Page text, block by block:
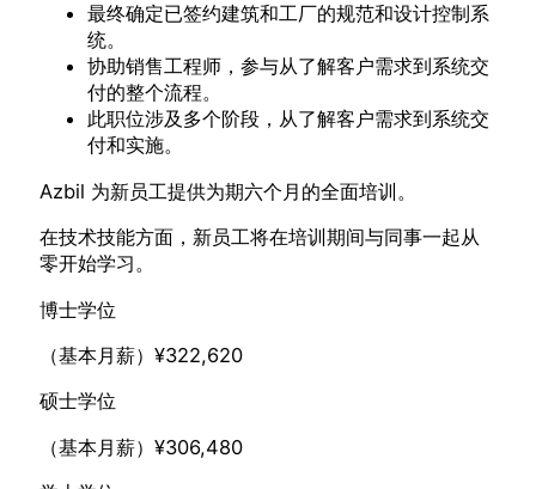
最终确定已签约建筑和工厂的规范和设计控制系
统。
协助销售工程师，参与从了解客户需求到系统交
付的整个流程。
此职位涉及多个阶段，从了解客户需求到系统交
付和实施。
Azbil 为新员工提供为期六个月的全面培训。
在技术技能方面，新员工将在培训期间与同事一起从
零开始学习。
博士学位
（基本月薪）¥322,620
硕士学位
（基本月薪）¥306,480